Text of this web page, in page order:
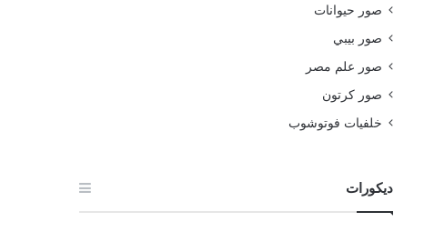
صور حيوانات
صور بيبي
صور علم مصر
صور كرتون
خلفيات فوتوشوب
ديكورات